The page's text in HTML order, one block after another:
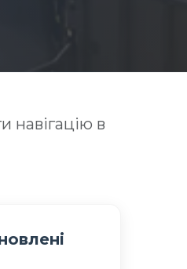
навігацію в